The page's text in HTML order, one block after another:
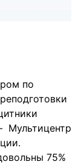
по
Мультицентр
75%